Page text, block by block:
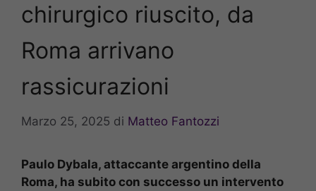
chirurgico riuscito, da
Roma arrivano
rassicurazioni
Marzo 25, 2025 di Matteo Fantozzi
Paulo Dybala, attaccante argentino della
Roma, ha subito con successo un intervento